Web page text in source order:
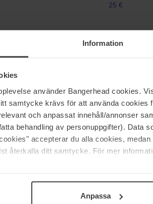
Information
använder Bangerhead cookies.
samtycke krävs för att använda cookies
och anpassat innehåll/annonser
behandling av personuppgifter). Data
accepterar du alla cookies,
återkalla ditt samtycke. För mer
Anpassa
25 €
€
Biotherm
Pagina 1 van 6